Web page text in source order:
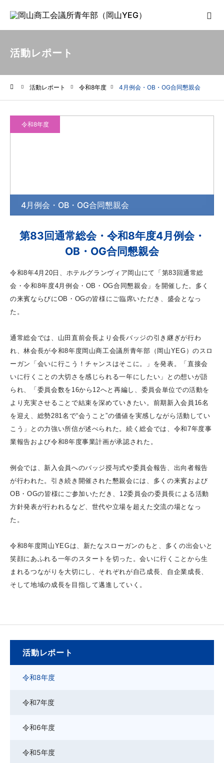
活動レポート
活動レポート 令和8年度 4月例会・OB・OG合同懇親会
令和8年度
4月例会・OB・OG合同懇親会
第83回通常総会・令和8年度4月例会・
OB・OG合同懇親会
令和8年4月20日、ホテルグランヴィア岡山にて「第83回通常総
会・令和8年度4月例会・OB・OG合同懇親会」を開催した。多く
の来賓ならびにOB・OGの皆様にご臨席いただき、盛会となっ
た。
通常総会では、山田直前会長より会長バッジの引き継ぎが行わ
れ、林会長が令和8年度岡山商工会議所青年部（岡山YEG）のスロ
ーガン「会いに行こう！チャンスはそこに。」を発表。「直接会
いに行くことの大切さを感じられる一年にしたい」との想いが語
られ、「委員会数を16から12へと再編し、委員会単位での活動を
より充実させることで結束を深めていきたい。前期新入会員16名
を迎え、総勢281名で“会うこと”の価値を実感しながら活動してい
こう」との力強い所信が述べられた。続く総会では、令和7年度事
業報告および令和8年度事業計画が承認された。
例会では、新入会員へのバッジ授与式や委員会報告、出向者報告
が行われた。引き続き開催された懇親会には、多くの来賓および
OB・OGの皆様にご参加いただき、12委員会の委員長による活動
方針発表が行われるなど、世代や立場を超えた交流の場となっ
た。
令和8年度岡山YEGは、新たなスローガンのもと、多くの出会いと
笑顔にあふれる一年のスタートを切った。会いに行くことから生
まれるつながりを大切にし、それぞれが自己成長、自企業成長、
そして地域の成長を目指して邁進していく。
活動レポート
令和8年度
令和7年度
令和6年度
令和5年度